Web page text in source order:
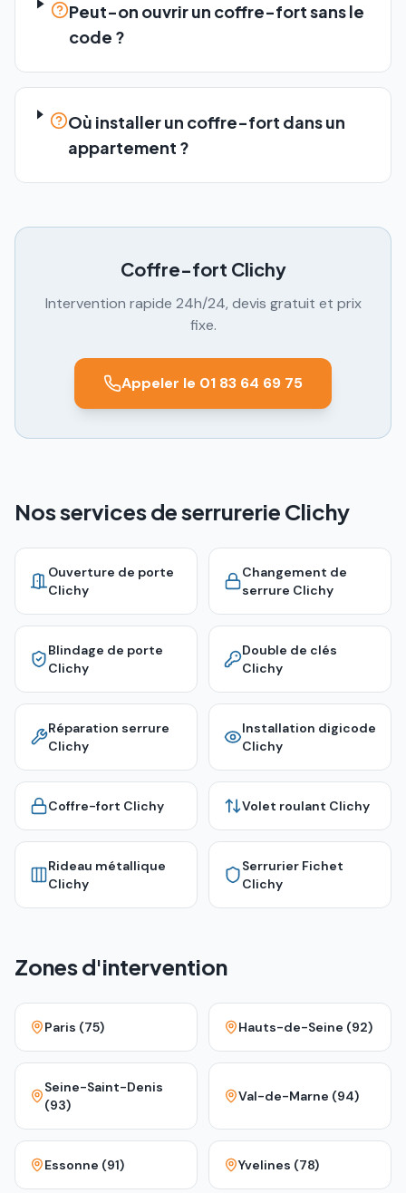
Peut-on ouvrir un coffre-fort sans le
code ?
Où installer un coffre-fort dans un
appartement ?
Coffre-fort Clichy
Intervention rapide 24h/24, devis gratuit et prix
fixe.
Appeler le 01 83 64 69 75
Nos services de serrurerie Clichy
Ouverture de porte
Clichy
Changement de
serrure Clichy
Blindage de porte
Clichy
Double de clés
Clichy
Réparation serrure
Clichy
Installation digicode
Clichy
Coffre-fort Clichy Volet roulant Clichy
Rideau métallique
Clichy
Serrurier Fichet
Clichy
Zones d'intervention
Paris (75) Hauts-de-Seine (92)
Seine-Saint-Denis
(93)
Val-de-Marne (94)
Essonne (91) Yvelines (78)